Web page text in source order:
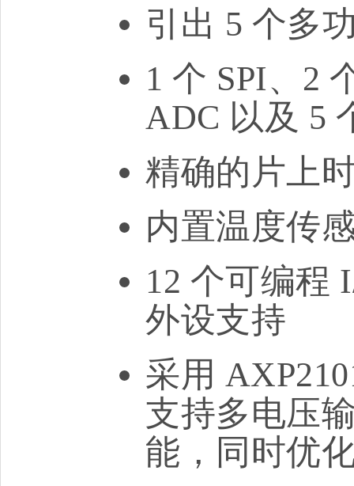
引出 5 个多
1 个 SPI、2
ADC 以及 5
精确的片上
内置温度传
12 个可编程
外设支持
采用
支持多电压
能，同时优